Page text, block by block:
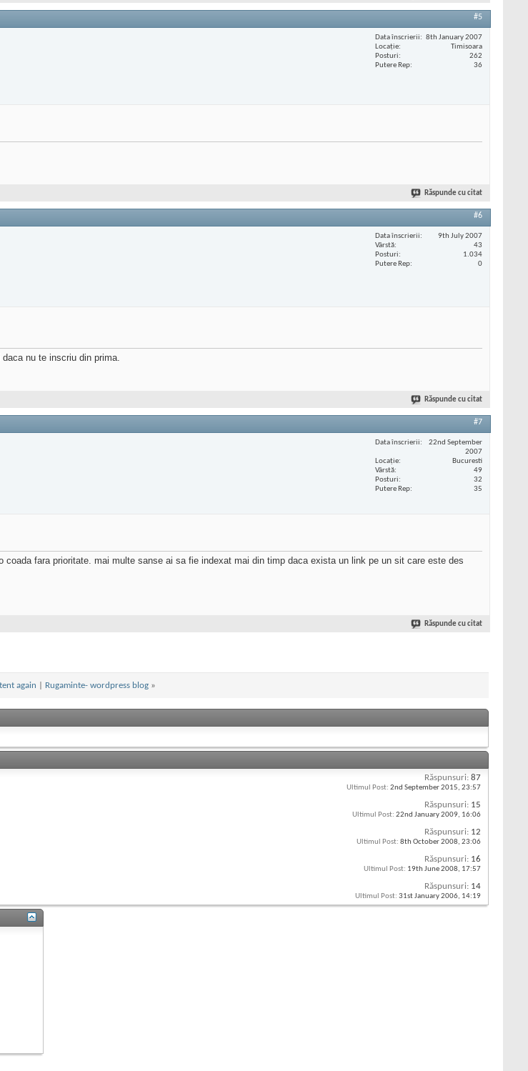
#5
Data înscrierii
8th January 2007
Locaţie
Timisoara
Posturi
262
Putere Rep
36
Răspunde cu citat
#6
Data înscrierii
9th July 2007
Vârstă
43
Posturi
1.034
Putere Rep
0
nu te inscriu din prima.
Răspunde cu citat
#7
Data înscrierii
22nd September
2007
Locaţie
Bucuresti
Vârstă
49
Posturi
32
Putere Rep
35
fara prioritate. mai multe sanse ai sa fie indexat mai din timp daca exista un link pe un sit care este des
Răspunde cu citat
again Rugaminte- wordpress blog »
Răspunsuri: 87
Ultimul Post: 2nd September 2015, 23:57
Răspunsuri: 15
Ultimul Post: 22nd January 2009, 16:06
Răspunsuri: 12
Ultimul Post: 8th October 2008, 23:06
Răspunsuri: 16
Ultimul Post: 19th June 2008, 17:57
Răspunsuri: 14
Ultimul Post: 31st January 2006, 14:19